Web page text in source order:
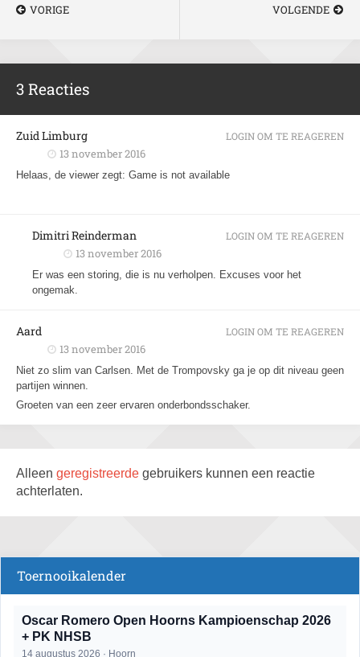
VORIGE VOLGENDE
3 Reacties
Zuid Limburg
13 november 2016
Helaas, de viewer zegt: Game is not available
LOGIN OM TE REAGEREN
Dimitri Reinderman
13 november 2016
Er was een storing, die is nu verholpen. Excuses voor het
ongemak.
LOGIN OM TE REAGEREN
Aard
13 november 2016
Niet zo slim van Carlsen. Met de Trompovsky ga je op dit niveau geen
partijen winnen.
Groeten van een zeer ervaren onderbondsschaker.
LOGIN OM TE REAGEREN
Alleen geregistreerde gebruikers kunnen een reactie
achterlaten.
Toernooikalender
Oscar Romero Open Hoorns Kampioenschap 2026
+ PK NHSB
14 augustus 2026 · Hoorn